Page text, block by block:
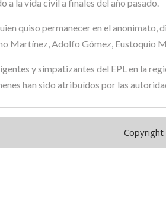
a la vida civil a finales del año pasado.
quiso permanecer en el anonimato,
Martínez, Adolfo Gómez, Eustoquio
y simpatizantes del EPL en la
han sido atribuídos por las
Copyright